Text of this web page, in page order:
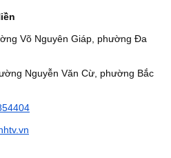
Võ Nguyên Giáp, phường Đa
Văn Cừ, phường Bắc